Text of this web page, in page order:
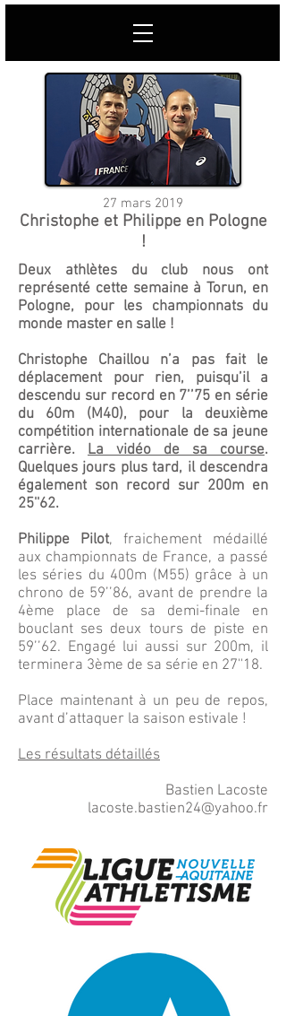
27 mars 2019
Christophe et Philippe en Pologne
!
Deux athlètes du club nous ont
représenté cette semaine à Torun, en
Pologne, pour les championnats du
monde master en salle !
Christophe Chaillou n’a pas fait le
déplacement pour rien, puisqu’il a
descendu sur record en 7’’75 en série
du 60m (M40), pour la deuxième
compétition internationale de sa jeune
carrière. La vidéo de sa course.
Quelques jours plus tard, il descendra
également son record sur 200m en
25''62.
Philippe Pilot, fraichement médaillé
aux championnats de France, a passé
les séries du 400m (M55) grâce à un
chrono de 59’’86, avant de prendre la
4ème place de sa demi-finale en
bouclant ses deux tours de piste en
59’’62. Engagé lui aussi sur 200m, il
terminera 3ème de sa série en 27''18.
Place maintenant à un peu de repos,
avant d’attaquer la saison estivale !
Les résultats détaillés
Bastien Lacoste
lacoste.bastien24@yahoo.fr